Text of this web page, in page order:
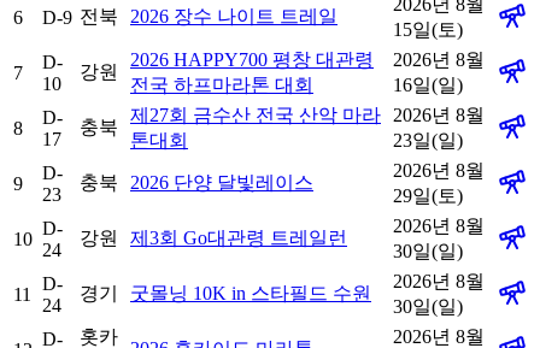
6 D-9 전북 2026 장수 나이트 트레일
2026년 8월
15일(토)
7
D-
10
강원
2026 HAPPY700 평창 대관령
전국 하프마라톤 대회
2026년 8월
16일(일)
8
D-
17
충북
제27회 금수산 전국 산악 마라
톤대회
2026년 8월
23일(일)
9
D-
23
충북 2026 단양 달빛레이스
2026년 8월
29일(토)
10
D-
24
강원 제3회 Go대관령 트레일런
2026년 8월
30일(일)
11
D-
24
경기 굿몰닝 10K in 스타필드 수원
2026년 8월
30일(일)
D-
홋카
2026년 8월